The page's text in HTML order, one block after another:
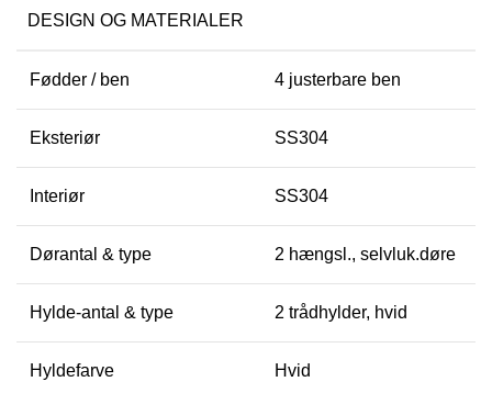
DESIGN OG MATERIALER
Fødder / ben 4 justerbare ben
Eksteriør SS304
Interiør SS304
Dørantal & type 2 hængsl., selvluk.døre
Hylde-antal & type 2 trådhylder, hvid
Hyldefarve Hvid